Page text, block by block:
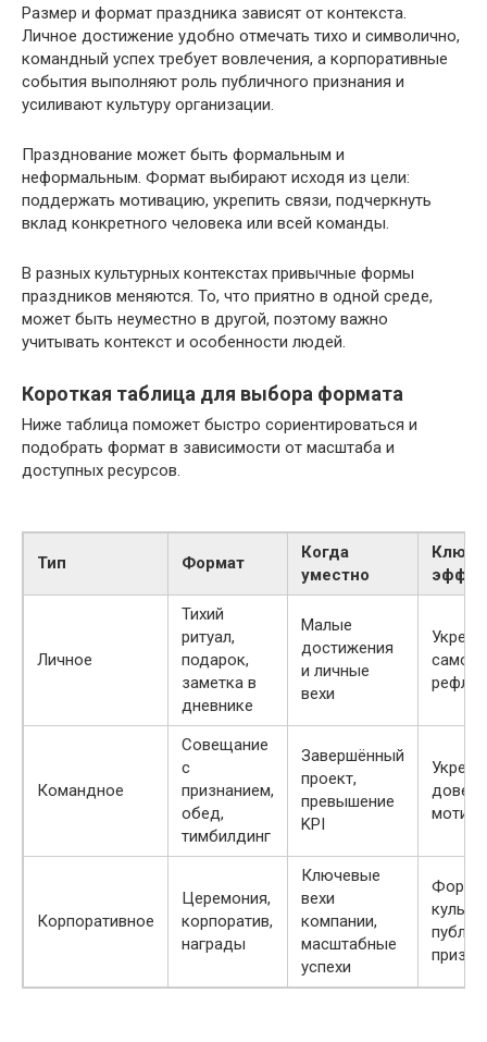
Размер и формат праздника зависят от контекста.
Личное достижение удобно отмечать тихо и символично,
командный успех требует вовлечения, а корпоративные
события выполняют роль публичного признания и
усиливают культуру организации.
Празднование может быть формальным и
неформальным. Формат выбирают исходя из цели:
поддержать мотивацию, укрепить связи, подчеркнуть
вклад конкретного человека или всей команды.
В разных культурных контекстах привычные формы
праздников меняются. То, что приятно в одной среде,
может быть неуместно в другой, поэтому важно
учитывать контекст и особенности людей.
Короткая таблица для выбора формата
Ниже таблица поможет быстро сориентироваться и
подобрать формат в зависимости от масштаба и
доступных ресурсов.
Тип Формат
Когда
уместно
Личное
Тихий
ритуал,
подарок,
заметка в
дневнике
Малые
достижения
и личные
вехи
Командное
Совещание
с
признанием,
обед,
тимбилдинг
Завершённый
проект,
превышение
KPI
Корпоративное
Церемония,
корпоратив,
награды
Ключевые
вехи
компании,
масштабные
успехи